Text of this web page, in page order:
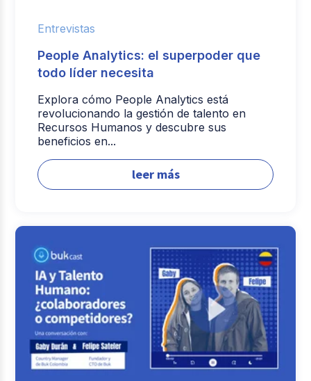
Entrevistas
People Analytics: el superpoder que
todo líder necesita
Explora cómo People Analytics está
revolucionando la gestión de talento en
Recursos Humanos y descubre sus
beneficios en...
leer más